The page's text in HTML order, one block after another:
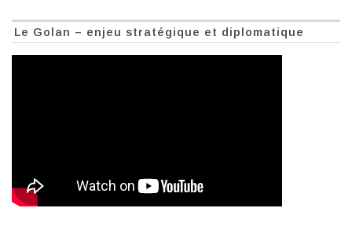
Le Golan – enjeu stratégique et diplomatique